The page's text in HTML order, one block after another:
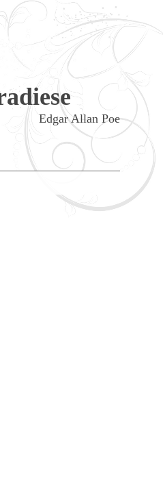
Edgar Allan Poe